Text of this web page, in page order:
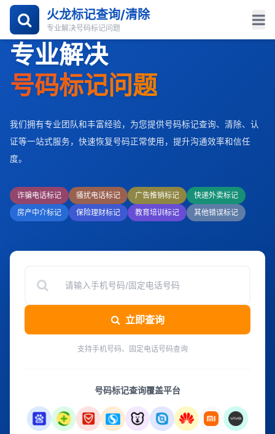
火龙标记查询/清除
专业解决号码标记问题
专业解决
号码标记问题
我们拥有专业团队和丰富经验，为您提供号码标记查询、清除、认
证等一站式服务，快速恢复号码正常使用，提升沟通效率和信任
度。
诈骗电话标记 骚扰电话标记 广告推销标记
快递外卖标记
房产中介标记
保险理财标记 教育培训标记 其他错误标记
立即查询
支持手机号码、固定电话号码查询
号码标记查询覆盖平台